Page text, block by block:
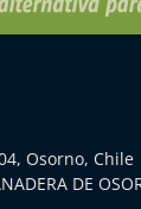
Osorno, Chile
DE